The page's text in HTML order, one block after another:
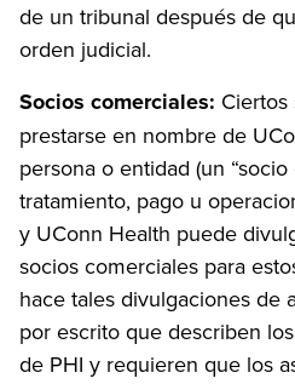
de un tribunal después de
orden judicial.
Socios comerciales:
prestarse en nombre de
persona o entidad (un
tratamiento, pago u
y UConn Health puede
socios comerciales para
hace tales divulgaciones de
por escrito que describen
de PHI y requieren que los